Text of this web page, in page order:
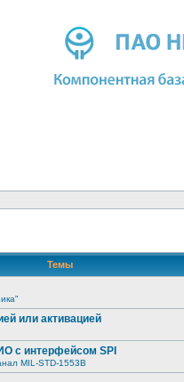
Темы
или активацией
с интерфейсом SPI
MIL-STD-1553B